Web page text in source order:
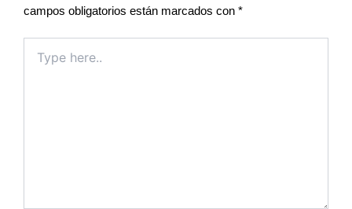
campos obligatorios están marcados con *
here..